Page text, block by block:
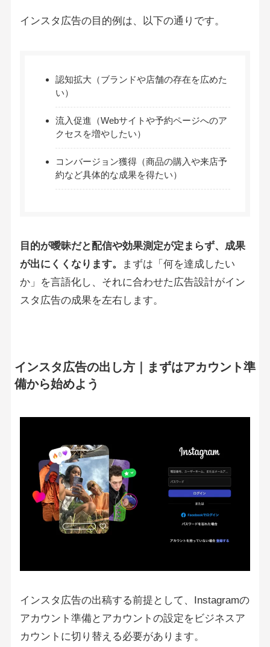
インスタ広告の目的例は、以下の通りです。
認知拡大（ブランドや店舗の存在を広めた
い）
流入促進（Webサイトや予約ページへのア
クセスを増やしたい）
コンバージョン獲得（商品の購入や来店予
約など具体的な成果を得たい）
目的が曖昧だと配信や効果測定が定まらず、成果
が出にくくなります。
まずは「何を達成したい
か」を言語化し、それに合わせた広告設計がイン
スタ広告の成果を左右します。
インスタ広告の出し方｜まずはアカウント準
備から始めよう
インスタ広告の出稿する前提として、Instagramの
アカウント準備とアカウントの設定をビジネスア
カウントに切り替える必要があります。